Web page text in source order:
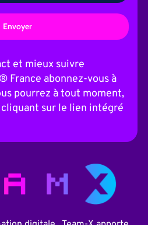
et mieux suivre
France abonnez-vous à
pourrez à tout moment,
sur le lien intégré